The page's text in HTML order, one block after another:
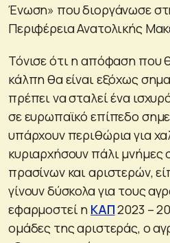
Ένωση» που διοργάνωσε
Περιφέρεια Ανατολικής
Τόνισε ότι η απόφαση που
κάλπη θα είναι εξόχως
πρέπει να σταλεί ένα
σε ευρωπαϊκό επίπεδο
υπάρχουν περιθώρια για
κυριαρχήσουν πάλι μνήμες
πρασίνων και αριστερών,
γίνουν δύσκολα για τους
εφαρμοστεί η ΚΑΠ2023 –
ομάδες της αριστεράς, ο